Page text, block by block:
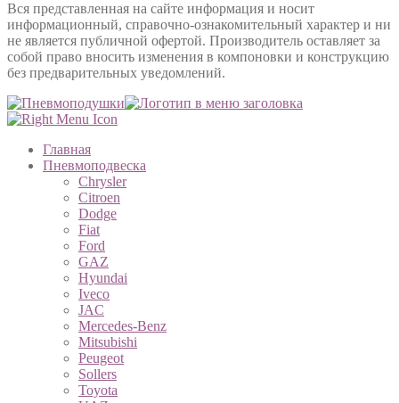
Вся представленная на сайте информация и носит
информационный, справочно-ознакомительный характер и ни
не является публичной офертой. Производитель оставляет за
собой право вносить изменения в компоновки и конструкцию
без предварительных уведомлений.
Главная
Пневмоподвеска
Chrysler
Citroen
Dodge
Fiat
Ford
GAZ
Hyundai
Iveco
JAC
Mercedes-Benz
Mitsubishi
Peugeot
Sollers
Toyota